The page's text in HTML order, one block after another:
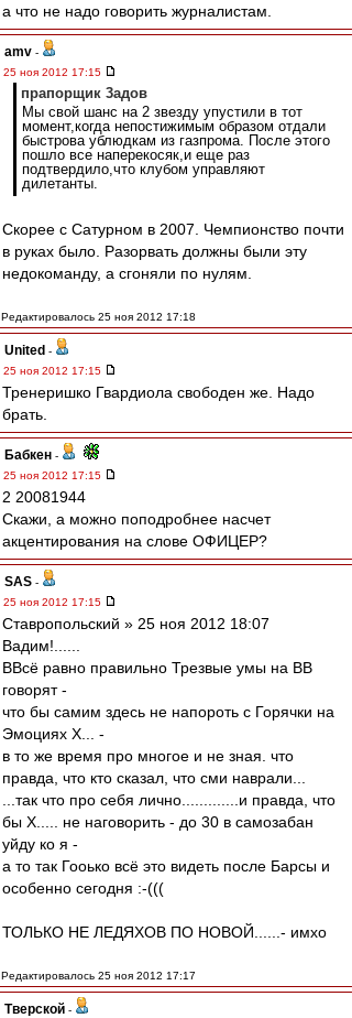
а что не надо говорить журналистам.
amv -
25 ноя 2012 17:15
прапорщик 3адoв
Мы свой шанс на 2 звезду упустили в тот
момент,когда непостижимым образом отдали
быстрова ублюдкам из газпрома. После этого
пошло все наперекосяк,и еще раз
подтвердило,что клубом управляют
дилетанты.
Скорее с Сатурном в 2007. Чемпионство почти
в руках было. Разорвать должны были эту
недокоманду, а сгоняли по нулям.
Редактировалось 25 ноя 2012 17:18
United -
25 ноя 2012 17:15
Тренеришко Гвардиола свободен же. Надо
брать.
Бабкен -
25 ноя 2012 17:15
2 20081944
Скажи, а можно поподробнее насчет
акцентирования на слове ОФИЦЕР?
SAS -
25 ноя 2012 17:15
Ставропольский » 25 ноя 2012 18:07
Вадим!......
ВВсё равно правильно Трезвые умы на ВВ
говорят -
что бы самим здесь не напороть с Горячки на
Эмоциях Х... -
в то же время про многое и не зная. что
правда, что кто сказал, что сми наврали...
...так что про себя лично.............и правда, что
бы Х..... не наговорить - до 30 в самозабан
уйду ко я -
а то так Гооько всё это видеть после Барсы и
особенно сегодня :-(((
ТОЛЬКО НЕ ЛЕДЯХОВ ПО НОВОЙ......- имхо
Редактировалось 25 ноя 2012 17:17
Тверской -